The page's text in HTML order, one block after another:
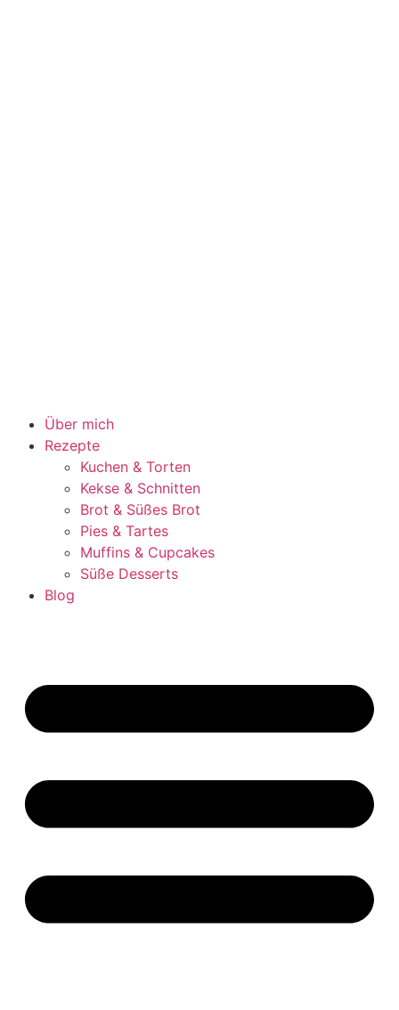
Über mich
Rezepte
Kuchen & Torten
Kekse & Schnitten
Brot & Süßes Brot
Pies & Tartes
Muffins & Cupcakes
Süße Desserts
Blog